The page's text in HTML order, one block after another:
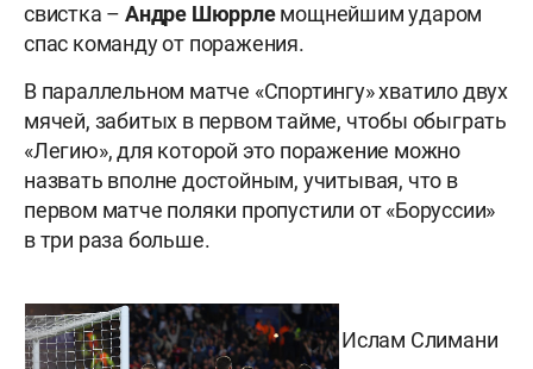
свистка – Андре Шюррлемощнейшим ударом
спас команду от поражения.
В параллельном матче «Спортингу» хватило двух
мячей, забитых в первом тайме, чтобы обыграть
«Легию», для которой это поражение можно
назвать вполне достойным, учитывая, что в
первом матче поляки пропустили от «Боруссии»
в три раза больше.
Ислам Слимани